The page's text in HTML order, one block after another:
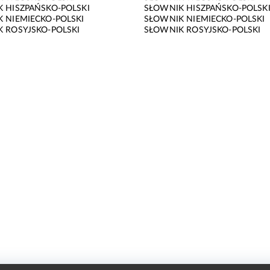
HISZPAŃSKO-POLSKI
NIEMIECKO-POLSKI
ROSYJSKO-POLSKI
SŁOWNIK HISZPAŃSKO-POLSKI
SŁOWNIK NIEMIECKO-POLSKI
SŁOWNIK ROSYJSKO-POLSKI